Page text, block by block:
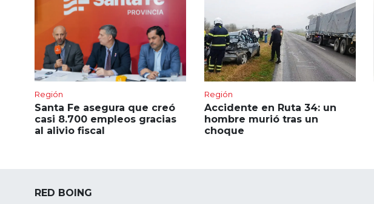
Región
Santa Fe asegura que creó
casi 8.700 empleos gracias
al alivio fiscal
Región
Accidente en Ruta 34: un
hombre murió tras un
choque
RED BOING